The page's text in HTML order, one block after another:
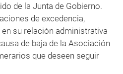
de la Junta de Gobierno.
de excedencia,
su relación administrativa
de baja de la Asociación
que deseen seguir